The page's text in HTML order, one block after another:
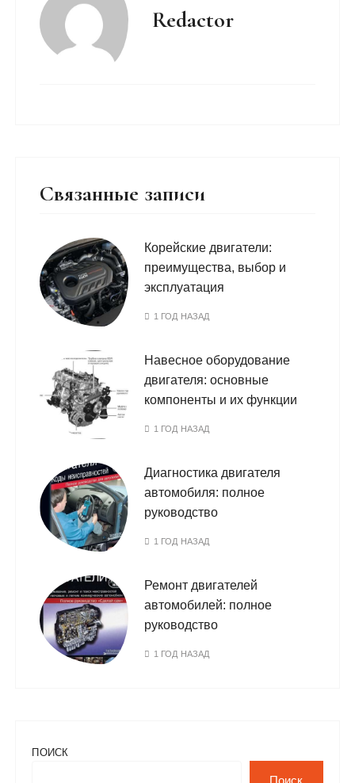
Redactor
Связанные записи
Корейские двигатели:
преимущества, выбор и
эксплуатация
1 ГОД НАЗАД
Навесное оборудование
двигателя: основные
компоненты и их функции
1 ГОД НАЗАД
Диагностика двигателя
автомобиля: полное
руководство
1 ГОД НАЗАД
Ремонт двигателей
автомобилей: полное
руководство
1 ГОД НАЗАД
ПОИСК
Поиск